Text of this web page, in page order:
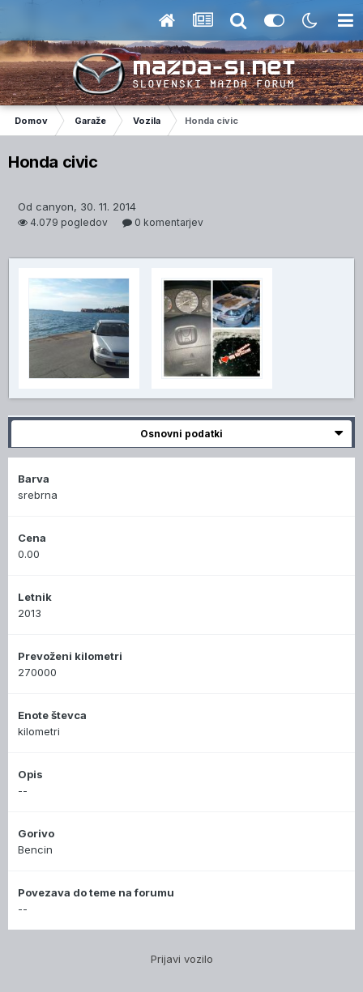
Domov Garaže Vozila Honda civic
Honda civic
Od canyon, 30. 11. 2014
4.079 pogledov 0 komentarjev
Osnovni podatki
Barva
srebrna
Cena
0.00
Letnik
2013
Prevoženi kilometri
270000
Enote števca
kilometri
Opis
--
Gorivo
Bencin
Povezava do teme na forumu
--
Prijavi vozilo